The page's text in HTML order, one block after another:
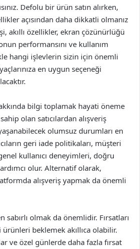
Defolu bir ürün satın alırken,
açısından daha dikkatli olmanız
akıllı özellikler, ekran çözünürlüğü
performansını ve kullanım
hangi işlevlerin sizin için önemli
en uygun seçeneği
bilgi toplamak hayati öneme
olan satıcılardan alışveriş
olumsuz durumları en
geri iade politikaları, müşteri
kullanıcı deneyimleri, doğru
olur. Alternatif olarak,
alışveriş yapmak da önemli
sabırlı olmak da önemlidir. Fırsatları
beklemek akıllıca olabilir.
ve özel günlerde daha fazla fırsat